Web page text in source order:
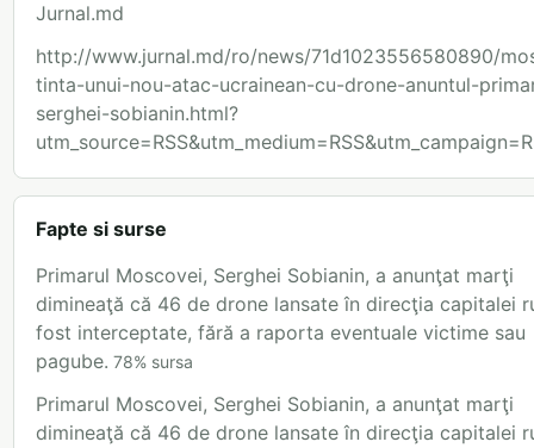
Jurnal.md
http://www.jurnal.md/ro/news/71d1023556580890/
tinta-unui-nou-atac-ucrainean-cu-drone-anuntul-
serghei-sobianin.html?
Fapte si surse
Primarul Moscovei, Serghei Sobianin, a anunţat marţi
dimineaţă că 46 de drone lansate în direcţia capitalei
fost interceptate, fără a raporta eventuale victime sau
pagube. 78% sursa
Primarul Moscovei, Serghei Sobianin, a anunţat marţi
dimineaţă că 46 de drone lansate în direcţia capitalei